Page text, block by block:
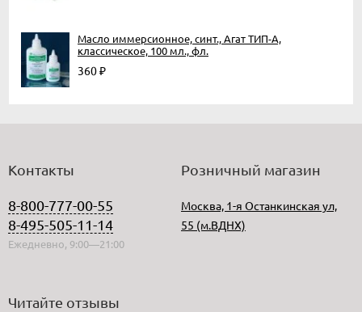
Масло иммерсионное, синт., Агат ТИП-А,
классическое, 100 мл., фл.
360₽
Контакты
8-800-777-00-55
8-495-505-11-14
Ежедневно, 9:00—21:00
Розничный магазин
Москва, 1-я Останкинская ул,
55 (м.ВДНХ)
Читайте отзывы